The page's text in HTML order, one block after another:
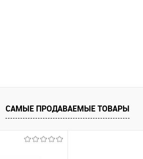
САМЫЕ ПРОДАВАЕМЫЕ ТОВАРЫ